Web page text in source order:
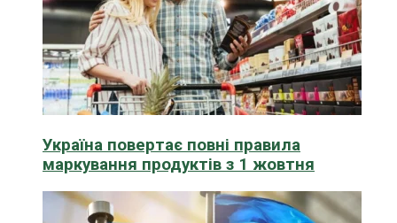
Україна повертає повні правила
маркування продуктів з 1 жовтня